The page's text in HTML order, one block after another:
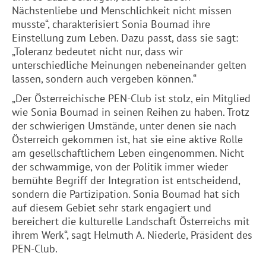
Nächstenliebe und Menschlichkeit nicht missen
musste“, charakterisiert Sonia Boumad ihre
Einstellung zum Leben. Dazu passt, dass sie sagt:
„Toleranz bedeutet nicht nur, dass wir
unterschiedliche Meinungen nebeneinander gelten
lassen, sondern auch vergeben können.“
„Der Österreichische PEN-Club ist stolz, ein Mitglied
wie Sonia Boumad in seinen Reihen zu haben. Trotz
der schwierigen Umstände, unter denen sie nach
Österreich gekommen ist, hat sie eine aktive Rolle
am gesellschaftlichem Leben eingenommen. Nicht
der schwammige, von der Politik immer wieder
bemühte Begriff der Integration ist entscheidend,
sondern die Partizipation. Sonia Boumad hat sich
auf diesem Gebiet sehr stark engagiert und
bereichert die kulturelle Landschaft Österreichs mit
ihrem Werk“, sagt Helmuth A. Niederle, Präsident des
PEN-Club.